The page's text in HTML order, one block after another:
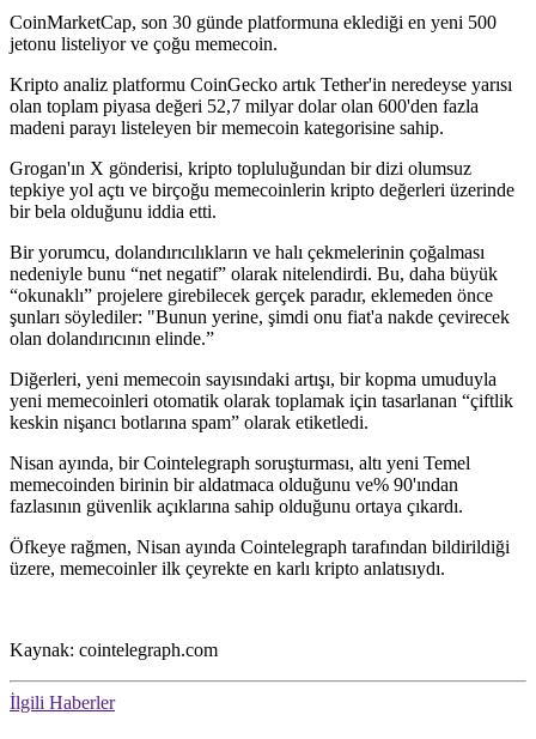
CoinMarketCap, son 30 günde platformuna eklediği en yeni 500
jetonu listeliyor ve çoğu memecoin.
Kripto analiz platformu CoinGecko artık Tether'in neredeyse yarısı
olan toplam piyasa değeri 52,7 milyar dolar olan 600'den fazla
madeni parayı listeleyen bir memecoin kategorisine sahip.
Grogan'ın X gönderisi, kripto topluluğundan bir dizi olumsuz
tepkiye yol açtı ve birçoğu memecoinlerin kripto değerleri üzerinde
bir bela olduğunu iddia etti.
Bir yorumcu, dolandırıcılıkların ve halı çekmelerinin çoğalması
nedeniyle bunu “net negatif” olarak nitelendirdi. Bu, daha büyük
“okunaklı” projelere girebilecek gerçek paradır, eklemeden önce
şunları söylediler: "Bunun yerine, şimdi onu fiat'a nakde çevirecek
olan dolandırıcının elinde.”
Diğerleri, yeni memecoin sayısındaki artışı, bir kopma umuduyla
yeni memecoinleri otomatik olarak toplamak için tasarlanan “çiftlik
keskin nişancı botlarına spam” olarak etiketledi.
Nisan ayında, bir Cointelegraph soruşturması, altı yeni Temel
memecoinden birinin bir aldatmaca olduğunu ve% 90'ından
fazlasının güvenlik açıklarına sahip olduğunu ortaya çıkardı.
Öfkeye rağmen, Nisan ayında Cointelegraph tarafından bildirildiği
üzere, memecoinler ilk çeyrekte en karlı kripto anlatısıydı.
Kaynak: cointelegraph.com
İlgili Haberler